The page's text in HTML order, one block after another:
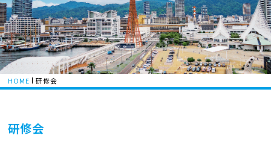
HOME 研修会
研修会